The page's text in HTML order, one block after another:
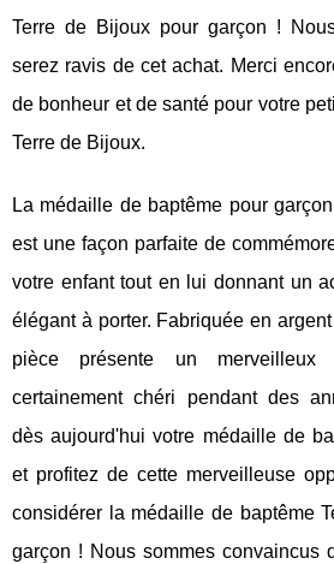
Terre de Bijoux pour garçon !
serez ravis de cet achat. Merci
de bonheur et de santé pour votre
Terre de Bijoux.
La médaille de baptême pour
est une façon parfaite de
votre enfant tout en lui donnant un
élégant à porter. Fabriquée en
pièce présente un
certainement chéri pendant des
dès aujourd'hui votre médaille de
et profitez de cette merveilleuse
considérer la médaille de baptême
garçon ! Nous sommes convaincus